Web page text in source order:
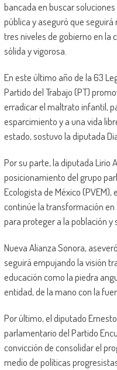
bancada en buscar
pública y aseguró que
tres niveles de gobierno en la
sólida y vigorosa.
En este último año de la 63
Partido del Trabajo (PT)
erradicar el maltrato infantil,
esparcimiento y a una vida
estado, sostuvo la diputada
Por su parte, la diputada Lirio
posicionamiento del grupo
Ecologista de México
continúe la transformación en
para proteger a la población y
Nueva Alianza Sonora,
seguirá empujando la visión
educación como la piedra
entidad, de la mano con la
Por último, el diputado
parlamentario del Partido
convicción de consolidar el
medio de políticas